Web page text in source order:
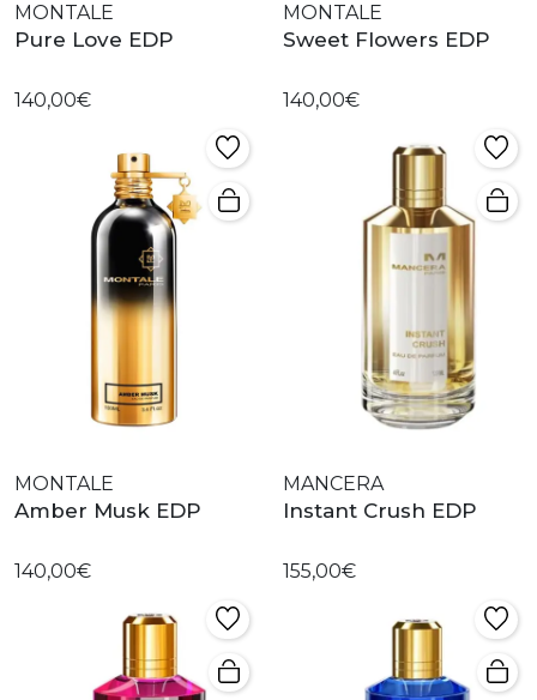
MONTALE
Pure Love EDP
140,00€
MONTALE
Sweet Flowers EDP
140,00€
MONTALE
Amber Musk EDP
140,00€
MANCERA
Instant Crush EDP
155,00€